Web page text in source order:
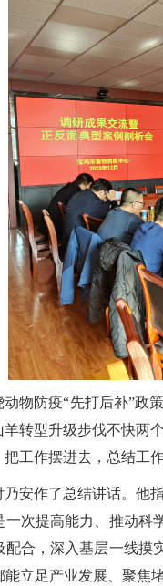
物防疫“先打后补”政
转型升级步伐不快两
工作摆进去，总结工
安作了总结讲话。他
一次提高能力、推动
合，深入基层一线摸
立足产业发展、聚焦